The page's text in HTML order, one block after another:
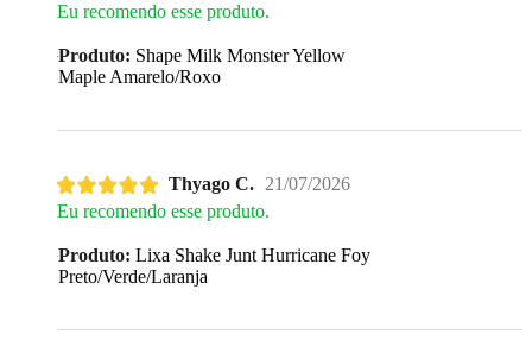
Eu recomendo esse produto.
Produto: Shape Milk Monster Yellow
Maple Amarelo/Roxo
Thyago C. 21/07/2026
Eu recomendo esse produto.
Produto: Lixa Shake Junt Hurricane Foy
Preto/Verde/Laranja